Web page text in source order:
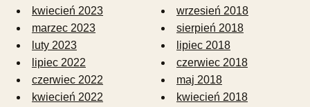
kwiecień 2023
marzec 2023
luty 2023
lipiec 2022
czerwiec 2022
kwiecień 2022
wrzesień 2018
sierpień 2018
lipiec 2018
czerwiec 2018
maj 2018
kwiecień 2018